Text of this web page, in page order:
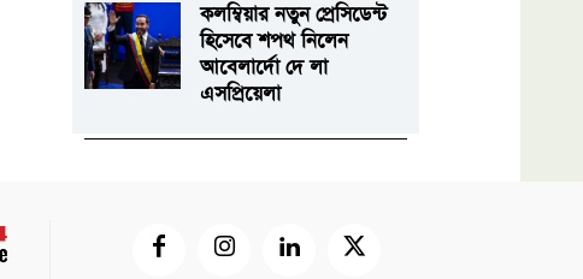
কলম্বিয়ার নতুন প্রেসিডেন্ট
হিসেবে শপথ নিলেন
আবেলার্দো দে লা
এসপ্রিয়েলা